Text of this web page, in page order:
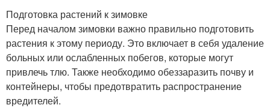
Подготовка растений к зимовке
Перед началом зимовки важно правильно подготовить
растения к этому периоду. Это включает в себя удаление
больных или ослабленных побегов, которые могут
привлечь тлю. Также необходимо обеззаразить почву и
контейнеры, чтобы предотвратить распространение
вредителей.